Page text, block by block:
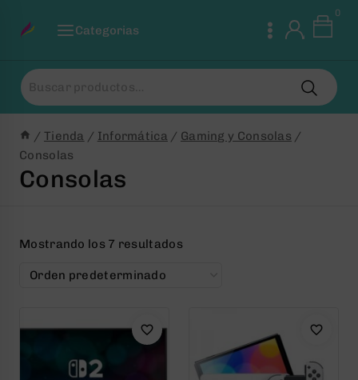
Categorias
0
Buscar
por:
/ Tienda / Informática / Gaming y Consolas /
Consolas
Consolas
Mostrando los 7 resultados